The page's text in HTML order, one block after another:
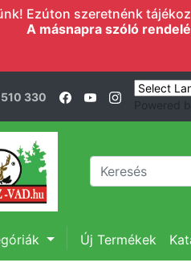
Ezúton szeretnénk
A másnapra szóló
330
Powered
Új Termékek